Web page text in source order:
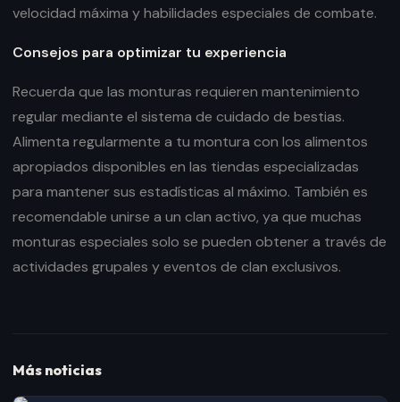
velocidad máxima y habilidades especiales de combate.
Consejos para optimizar tu experiencia
Recuerda que las monturas requieren mantenimiento
regular mediante el sistema de cuidado de bestias.
Alimenta regularmente a tu montura con los alimentos
apropiados disponibles en las tiendas especializadas
para mantener sus estadísticas al máximo. También es
recomendable unirse a un clan activo, ya que muchas
monturas especiales solo se pueden obtener a través de
actividades grupales y eventos de clan exclusivos.
Más noticias